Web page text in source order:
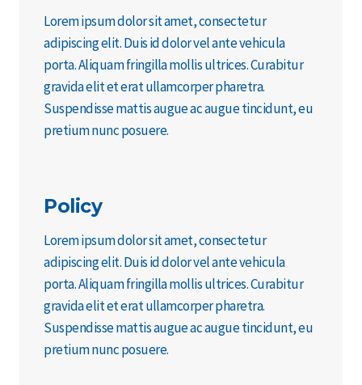
Lorem ipsum dolor sit amet, consectetur
adipiscing elit. Duis id dolor vel ante vehicula
porta. Aliquam fringilla mollis ultrices. Curabitur
gravida elit et erat ullamcorper pharetra.
Suspendisse mattis augue ac augue tincidunt, eu
pretium nunc posuere.
Policy
Lorem ipsum dolor sit amet, consectetur
adipiscing elit. Duis id dolor vel ante vehicula
porta. Aliquam fringilla mollis ultrices. Curabitur
gravida elit et erat ullamcorper pharetra.
Suspendisse mattis augue ac augue tincidunt, eu
pretium nunc posuere.